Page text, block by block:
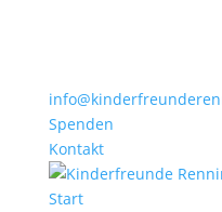
Spenden
Kontakt
Start